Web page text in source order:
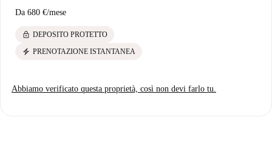
Da 680 €/mese
lock DEPOSITO PROTETTO
electric_bolt PRENOTAZIONE ISTANTANEA
Abbiamo verificato questa proprietà, così non devi farlo tu.